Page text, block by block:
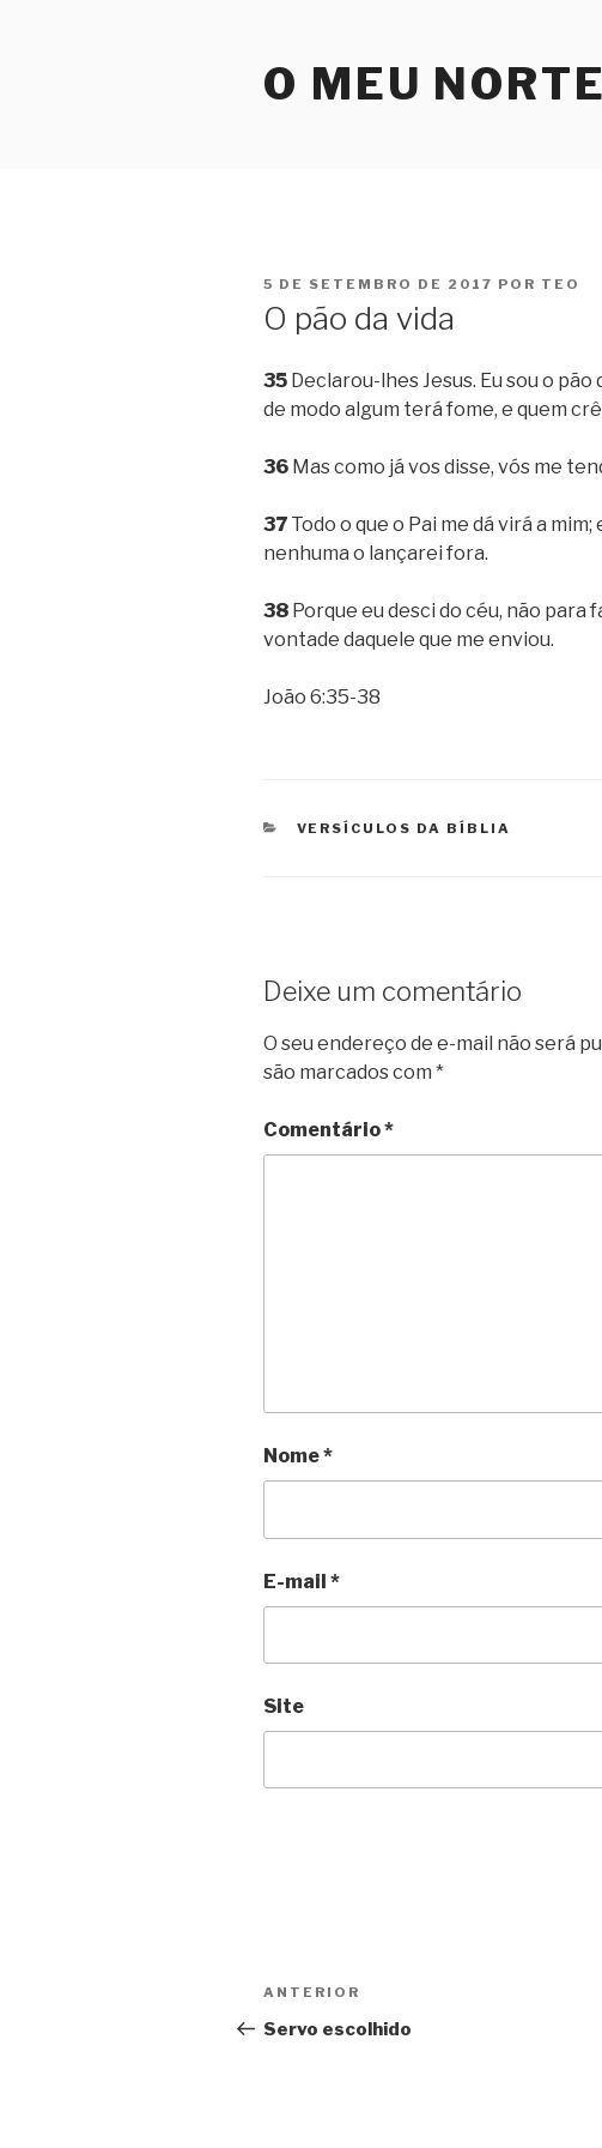
O MEU NORTE
PUBLICADO
5 DE SETEMBRO DE 2017 POR TEO
O pão da vida
35 Declarou-lhes Jesus. Eu sou o pão
de modo algum terá fome, e quem
36 Mas como já vos disse, vós me
37 Todo o que o Pai me dá virá a
nenhuma o lançarei fora.
38 Porque eu desci do céu, não para
vontade daquele que me enviou.
João 6:35-38
CATEGORIAS
VERSÍCULOS DA BÍBLIA
Deixe um comentário
O seu endereço de e-mail não será
são marcados com *
Comentário*
Nome*
E-mail *
Site
Navegação
de
Post
anterior
ANTERIOR
Servo escolhido